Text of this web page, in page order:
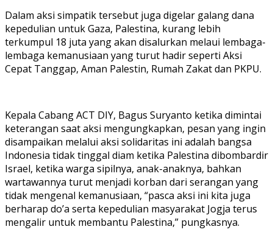
Dalam aksi simpatik tersebut juga digelar galang dana
kepedulian untuk Gaza, Palestina, kurang lebih
terkumpul 18 juta yang akan disalurkan melaui lembaga-
lembaga kemanusiaan yang turut hadir seperti Aksi
Cepat Tanggap, Aman Palestin, Rumah Zakat dan PKPU.
Kepala Cabang ACT DIY, Bagus Suryanto ketika dimintai
keterangan saat aksi mengungkapkan, pesan yang ingin
disampaikan melalui aksi solidaritas ini adalah bangsa
Indonesia tidak tinggal diam ketika Palestina dibombardir
Israel, ketika warga sipilnya, anak-anaknya, bahkan
wartawannya turut menjadi korban dari serangan yang
tidak mengenal kemanusiaan, “pasca aksi ini kita juga
berharap do’a serta kepedulian masyarakat Jogja terus
mengalir untuk membantu Palestina,” pungkasnya.